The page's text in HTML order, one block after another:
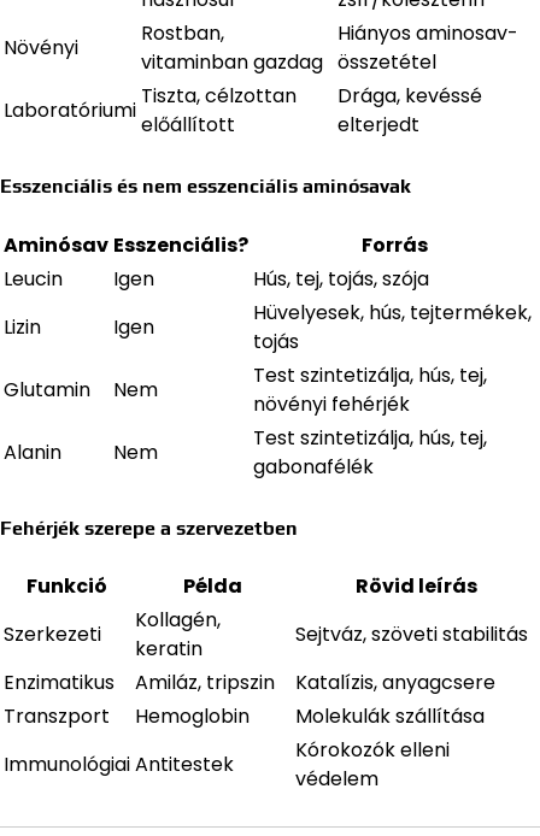
Növényi
Rostban,
vitaminban gazdag
Hiányos aminosav-
összetétel
Laboratóriumi
Tiszta, célzottan
előállított
Drága, kevéssé
elterjedt
Esszenciális és nem esszenciális aminósavak
Aminósav Esszenciális?
Forrás
Leucin
Igen
Hús, tej, tojás, szója
Lizin
Igen
Hüvelyesek, hús, tejtermékek,
tojás
Glutamin
Nem
Test szintetizálja, hús, tej,
növényi fehérjék
Alanin
Nem
Test szintetizálja, hús, tej,
gabonafélék
Fehérjék szerepe a szervezetben
Funkció Példa
Rövid leírás
Szerkezeti
Kollagén,
keratin
Sejtváz, szöveti stabilitás
Enzimatikus
Amiláz, tripszin
Katalízis, anyagcsere
Transzport
Hemoglobin
Molekulák szállítása
ImmunológiaiAntitestek
Kórokozók elleni
védelem